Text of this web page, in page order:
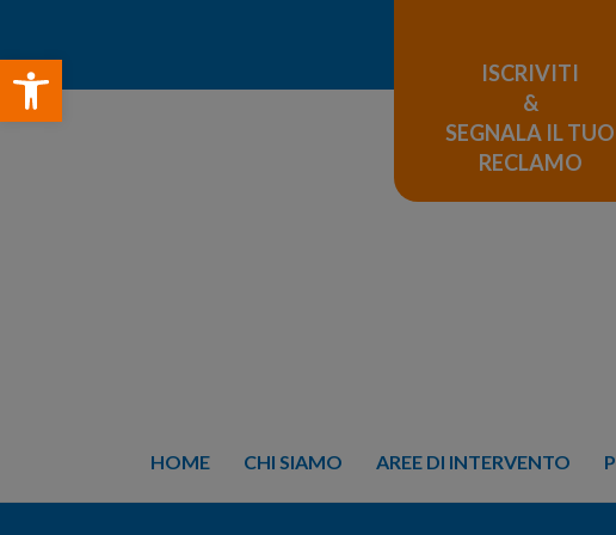
Open toolbar
ISCRIVITI
&
SEGNALA IL TUO
RECLAMO
HOME CHI SIAMO AREE DI INTERVENTO